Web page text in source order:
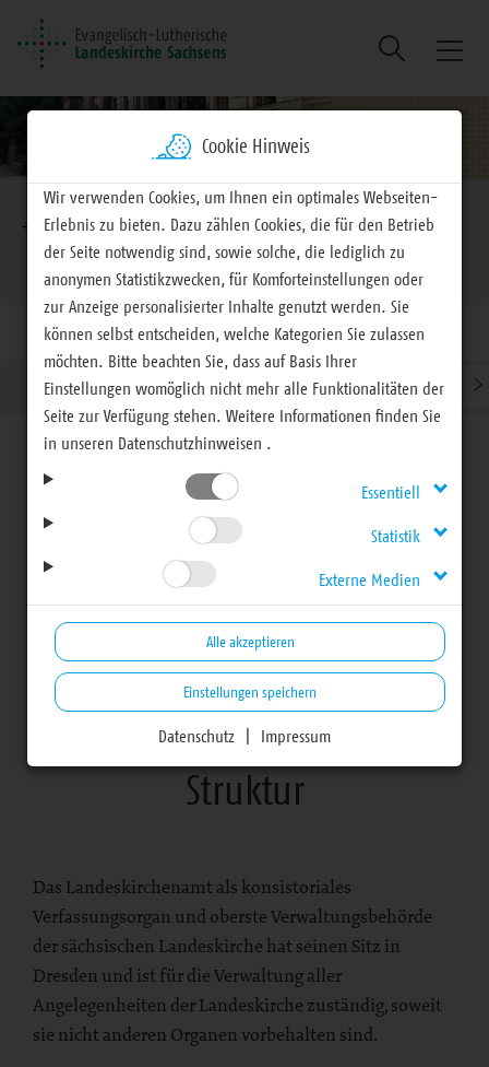
Suche
Brotkrumennavigation
EVLKS - engagiert
Landeskirche
Landeskirchenamt
Landeskirche
Landeskirchenamt
Struktur Präsident des Landeskirchenamtes ››
Struktur
Das Landeskirchenamt als konsistoriales
Verfassungsorgan und oberste Verwaltungsbehörde
der sächsischen Landeskirche hat seinen Sitz in
Dresden und ist für die Verwaltung aller
Angelegenheiten der Landeskirche zuständig, soweit
sie nicht anderen Organen vorbehalten sind.
Cookie Hinweis
Wir verwenden Cookies, um Ihnen ein optimales Webseiten-
Erlebnis zu bieten. Dazu zählen Cookies, die für den Betrieb
der Seite notwendig sind, sowie solche, die lediglich zu
anonymen Statistikzwecken, für Komforteinstellungen oder
zur Anzeige personalisierter Inhalte genutzt werden. Sie
können selbst entscheiden, welche Kategorien Sie zulassen
möchten. Bitte beachten Sie, dass auf Basis Ihrer
Einstellungen womöglich nicht mehr alle Funktionalitäten der
Seite zur Verfügung stehen. Weitere Informationen finden Sie
in unseren Datenschutzhinweisen .
Essentiell
Statistik
Externe Medien
Alle akzeptieren
Einstellungen speichern
Datenschutz Impressum